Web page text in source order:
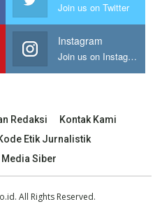
Join us on Twitter
Instagram
Join us on Instagram
Redaksi
Kontak Kami
Etik Jurnalistik
Siber
All Rights Reserved.